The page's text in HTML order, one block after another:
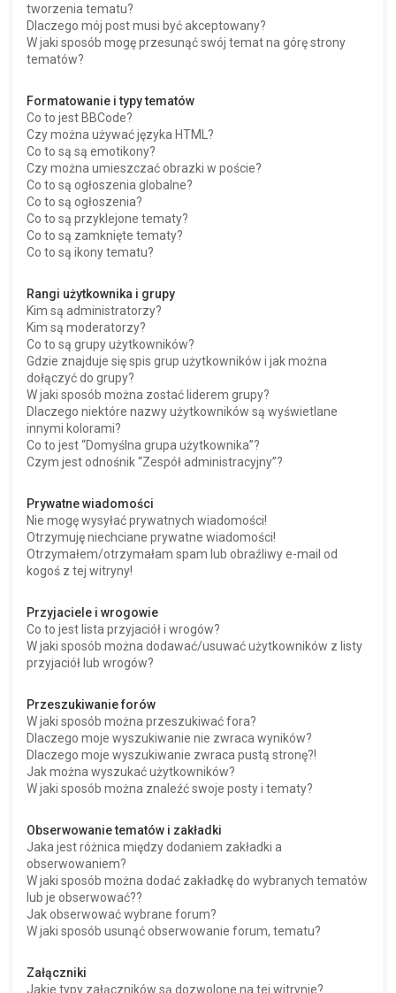
tworzenia tematu?
Dlaczego mój post musi być akceptowany?
W jaki sposób mogę przesunąć swój temat na górę strony
tematów?
Formatowanie i typy tematów
Co to jest BBCode?
Czy można używać języka HTML?
Co to są są emotikony?
Czy można umieszczać obrazki w poście?
Co to są ogłoszenia globalne?
Co to są ogłoszenia?
Co to są przyklejone tematy?
Co to są zamknięte tematy?
Co to są ikony tematu?
Rangi użytkownika i grupy
Kim są administratorzy?
Kim są moderatorzy?
Co to są grupy użytkowników?
Gdzie znajduje się spis grup użytkowników i jak można
dołączyć do grupy?
W jaki sposób można zostać liderem grupy?
Dlaczego niektóre nazwy użytkowników są wyświetlane
innymi kolorami?
Co to jest “Domyślna grupa użytkownika”?
Czym jest odnośnik “Zespół administracyjny”?
Prywatne wiadomości
Nie mogę wysyłać prywatnych wiadomości!
Otrzymuję niechciane prywatne wiadomości!
Otrzymałem/otrzymałam spam lub obraźliwy e-mail od
kogoś z tej witryny!
Przyjaciele i wrogowie
Co to jest lista przyjaciół i wrogów?
W jaki sposób można dodawać/usuwać użytkowników z listy
przyjaciół lub wrogów?
Przeszukiwanie forów
W jaki sposób można przeszukiwać fora?
Dlaczego moje wyszukiwanie nie zwraca wyników?
Dlaczego moje wyszukiwanie zwraca pustą stronę?!
Jak można wyszukać użytkowników?
W jaki sposób można znaleźć swoje posty i tematy?
Obserwowanie tematów i zakładki
Jaka jest różnica między dodaniem zakładki a
obserwowaniem?
W jaki sposób można dodać zakładkę do wybranych tematów
lub je obserwować??
Jak obserwować wybrane forum?
W jaki sposób usunąć obserwowanie forum, tematu?
Załączniki
Jakie typy załączników są dozwolone na tej witrynie?